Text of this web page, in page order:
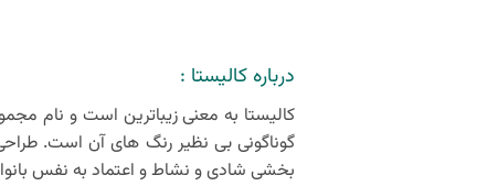
درباره کالیستا :
کالیستا به معنی زیباترین است و نام
گوناگونی بی‌ نظیر رنگ‌ های آن است.
بخشی شادی و نشاط و اعتماد به نفس